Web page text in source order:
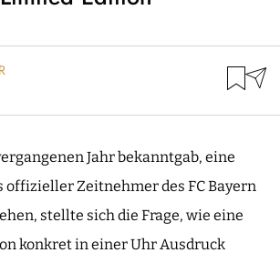
Jahr bekanntgab, eine
Zeitnehmer des FC Bayern
stellte sich die Frage, wie eine
konkret in einer Uhr Ausdruck